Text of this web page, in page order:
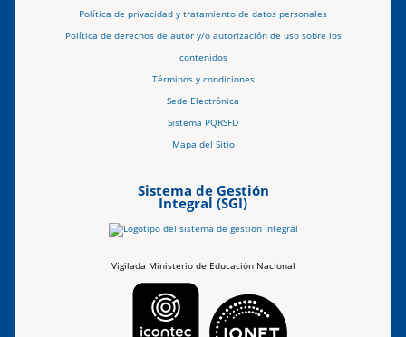
Política de privacidad y tratamiento de datos personales
Política de derechos de autor y/o autorización de uso sobre los
contenidos
Términos y condiciones
Sede Electrónica
Sistema PQRSFD
Mapa del Sitio
Sistema de Gestión
Integral (SGI)
Vigilada Ministerio de Educación Nacional